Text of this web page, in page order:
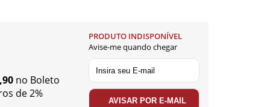
no Boleto
de 2%
PRODUTO INDISPONÍVEL
Avise-me quando chegar